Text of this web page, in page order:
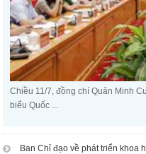
Chiều 11/7, đồng chí Quản Minh
biểu Quốc ...
Ban Chỉ đạo về phát triển khoa